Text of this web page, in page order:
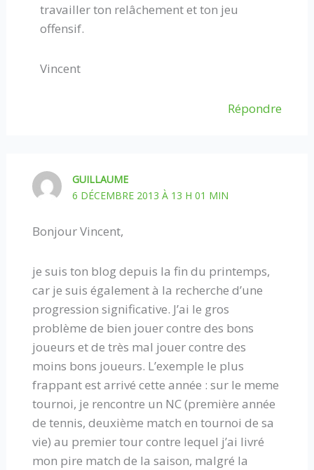
travailler ton relâchement et ton jeu
offensif.
Vincent
Répondre
GUILLAUME
6 DÉCEMBRE 2013 À 13 H 01 MIN
Bonjour Vincent,
je suis ton blog depuis la fin du printemps,
car je suis également à la recherche d’une
progression significative. J’ai le gros
problème de bien jouer contre des bons
joueurs et de très mal jouer contre des
moins bons joueurs. L’exemple le plus
frappant est arrivé cette année : sur le meme
tournoi, je rencontre un NC (première année
de tennis, deuxième match en tournoi de sa
vie) au premier tour contre lequel j’ai livré
mon pire match de la saison, malgré la